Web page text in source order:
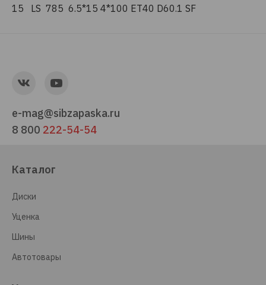
15 LS 785 6.5*15 4*100 ET40 D60.1 SF
e-mag@sibzapaska.ru
8 800 222-54-54
Каталог
Диски
Уценка
Шины
Автотовары